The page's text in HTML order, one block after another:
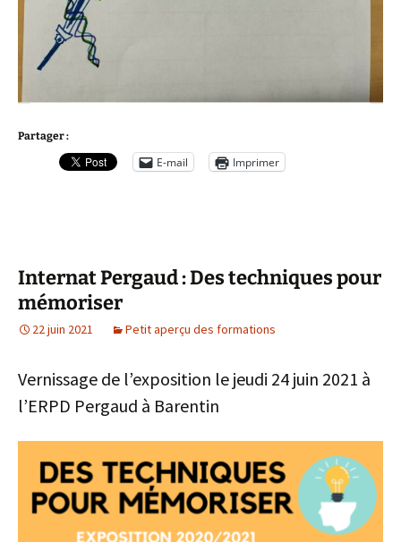
Partager :
E-mail Imprimer
Internat Pergaud : Des techniques pour
mémoriser
22 juin 2021 Petit aperçu des formations
Vernissage de l’exposition le jeudi 24 juin 2021 à
l’ERPD Pergaud à Barentin